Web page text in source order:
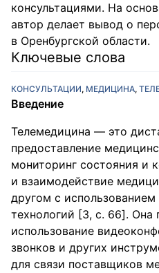
консультациями. На
автор делает вывод о
в Оренбургской области.
Ключевые слова
КОНСУЛЬТАЦИИ, МЕДИЦИНА,
Введение
Телемедицина — это
предоставление
мониторинг состояния и
и взаимодействие
другом с
технологий [3, c. 66]. Она
использование
звонков и других
для связи поставщиков